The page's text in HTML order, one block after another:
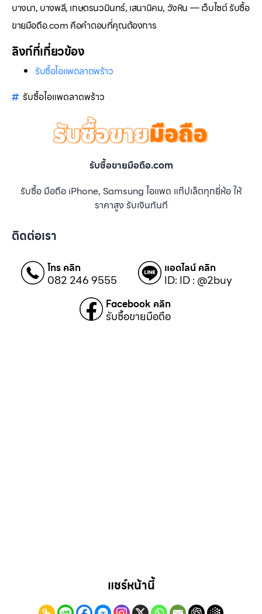
บางนา, บางพลี, เกษตรนวมินทร์, เสนานิคม, วังหิน — เว็บไซต์ รับซื้อ
ขายมือถือ.com คือคำตอบที่คุณต้องการ
ลิงก์ที่เกี่ยวข้อง
รับซื้อไอแพดลาดพร้าว
รับซื้อไอแพดลาดพร้าว
รับซื้อขายมือถือ.com
รับซื้อ มือถือ iPhone, Samsung ไอแพด แท๊ปเล็ตทุกยี่ห้อ ให้
ราคาสูง รับเงินทันที
ติดต่อเรา
โทร คลิก
082 246 9555
แอดไลน์ คลิก
ID: ID : @2buy
Facebook คลิก
รับซื้อขายมือถือ
แชร์หน้านี้